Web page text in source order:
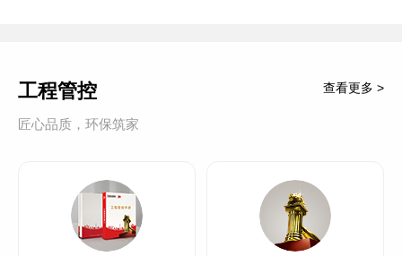
工程管控
匠心品质，环保筑家
查看更多 >